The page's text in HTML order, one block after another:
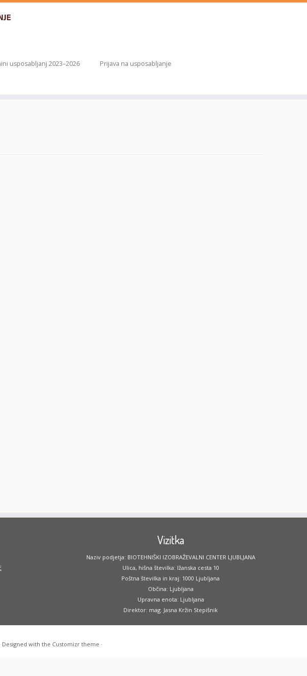
usposabljanj 2023–2026
Prijava na usposabljanje
Vizitka
Naziv podjetja: BIOTEHNIŠKI IZOBRAŽEVALNI CENTER LJUBLJANA
Ulica, hišna številka: Ižanska cesta 10
Poštna številka in kraj: 1000 Ljubljana
Občina: Ljubljana
Upravna enota: Ljubljana
Direktor: mag. Jasna Kržin Stepišnik
Designed with the Customizr theme ·